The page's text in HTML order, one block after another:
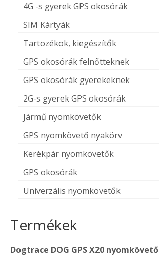
4G -s gyerek GPS okosórák
SIM Kártyák
Tartozékok, kiegészítők
GPS okosórák felnőtteknek
GPS okosórák gyerekeknek
2G-s gyerek GPS okosórák
Jármű nyomkövetők
GPS nyomkövető nyakörv
Kerékpár nyomkövetők
GPS okosórák
Univerzális nyomkövetők
Termékek
Dogtrace DOG GPS X20 nyomkövető